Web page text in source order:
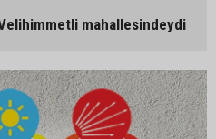
mahallesindeydi